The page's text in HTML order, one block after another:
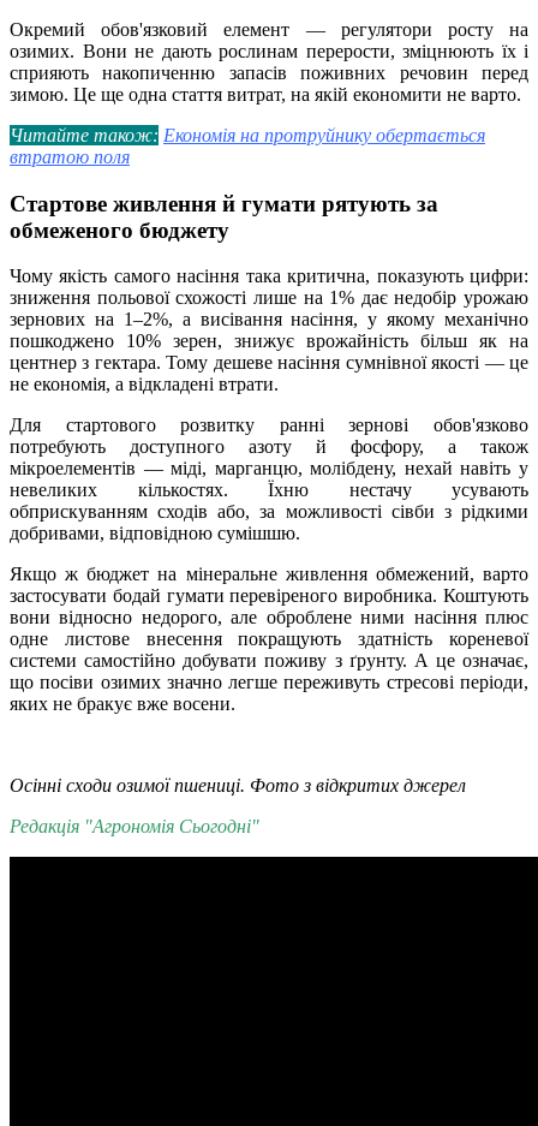
Окремий обов'язковий елемент — регулятори росту на
озимих. Вони не дають рослинам перерости, зміцнюють їх і
сприяють накопиченню запасів поживних речовин перед
зимою. Це ще одна стаття витрат, на якій економити не варто.
Читайте також: Економія на протруйнику обертається
втратою поля
Стартове живлення й гумати рятують за
обмеженого бюджету
Чому якість самого насіння така критична, показують цифри:
зниження польової схожості лише на 1% дає недобір урожаю
зернових на 1–2%, а висівання насіння, у якому механічно
пошкоджено 10% зерен, знижує врожайність більш як на
центнер з гектара. Тому дешеве насіння сумнівної якості — це
не економія, а відкладені втрати.
Для стартового розвитку ранні зернові обов'язково
потребують доступного азоту й фосфору, а також
мікроелементів — міді, марганцю, молібдену, нехай навіть у
невеликих кількостях. Їхню нестачу усувають
обприскуванням сходів або, за можливості сівби з рідкими
добривами, відповідною сумішшю.
Якщо ж бюджет на мінеральне живлення обмежений, варто
застосувати бодай гумати перевіреного виробника. Коштують
вони відносно недорого, але оброблене ними насіння плюс
одне листове внесення покращують здатність кореневої
системи самостійно добувати поживу з ґрунту. А це означає,
що посіви озимих значно легше переживуть стресові періоди,
яких не бракує вже восени.
Осінні сходи озимої пшениці. Фото з відкритих джерел
Редакція "Агрономія Сьогодні"